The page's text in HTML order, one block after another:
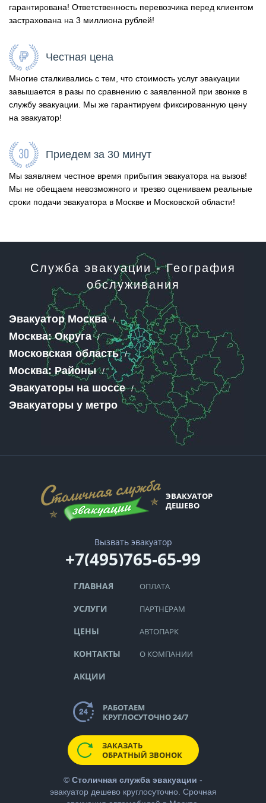
гарантирована! Ответственность перевозчика перед клиентом
застрахована на 3 миллиона рублей!
Честная цена
Многие сталкивались с тем, что стоимость услуг эвакуации
завышается в разы по сравнению с заявленной при звонке в
службу эвакуации. Мы же гарантируем фиксированную цену
на эвакуатор!
Приедем за 30 минут
Мы заявляем честное время прибытия эвакуатора на вызов!
Мы не обещаем невозможного и трезво оцениваем реальные
сроки подачи эвакуатора в Москве и Московской области!
Служба эвакуации - География
обслуживания
Эвакуатор Москва
Москва: Округа
Московская область
Москва: Районы
Эвакуаторы на шоссе
Эвакуаторы у метро
ЭВАКУАТОР
ДЕШЕВО
Вызвать эвакуатор
+7(495)765-65-99
ГЛАВНАЯ
УСЛУГИ
ЦЕНЫ
КОНТАКТЫ
АКЦИИ
ОПЛАТА
ПАРТНЕРАМ
АВТОПАРК
О КОМПАНИИ
РАБОТАЕМ
КРУГЛОСУТОЧНО 24/7
ЗАКАЗАТЬ
ОБРАТНЫЙ ЗВОНОК
© Столичная служба эвакуации -
эвакуатор дешевокруглосуточно. Срочная